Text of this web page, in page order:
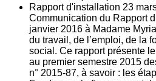
Rapport d'installation 23
Communication du Rapport
janvier 2016 à Madame
du travail, de l’emploi, de la
social. Ce rapport présente
au premier semestre 2015
n° 2015-87, à savoir : les